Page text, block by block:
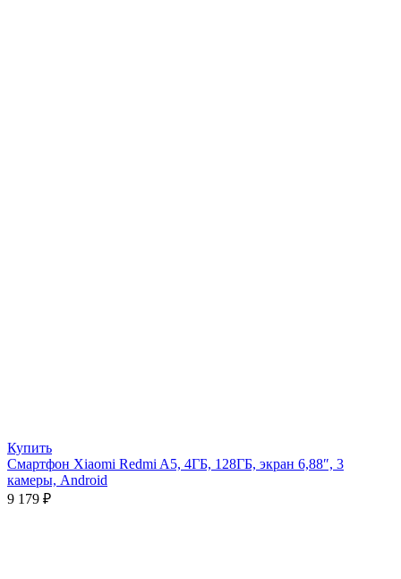
Купить
Смартфон Xiaomi Redmi A5, 4ГБ, 128ГБ, экран 6,88″, 3
камеры, Android
9 179 ₽